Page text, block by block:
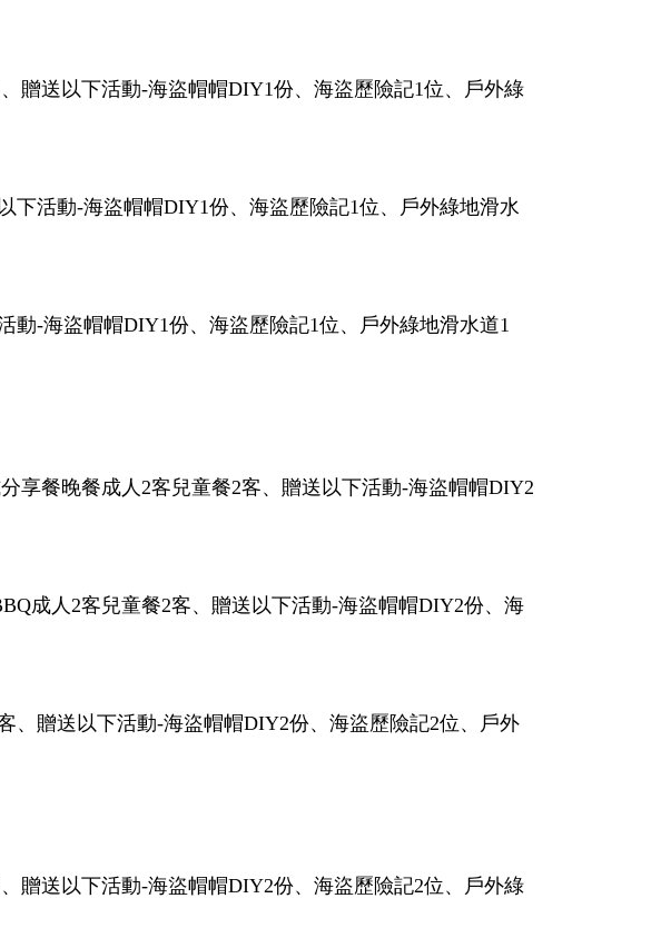
贈送以下活動-海盜帽帽DIY1份、海盜歷險記1位、戶外綠
下活動-海盜帽帽DIY1份、海盜歷險記1位、戶外綠地滑水
動-海盜帽帽DIY1份、海盜歷險記1位、戶外綠地滑水道1
享餐晚餐成人2客兒童餐2客、贈送以下活動-海盜帽帽DIY2
成人2客兒童餐2客、贈送以下活動-海盜帽帽DIY2份、海
、贈送以下活動-海盜帽帽DIY2份、海盜歷險記2位、戶外
贈送以下活動-海盜帽帽DIY2份、海盜歷險記2位、戶外綠